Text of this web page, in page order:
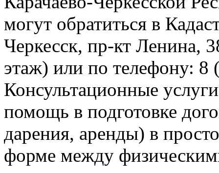
могут обратиться в
Черкесск, пр-кт Ленина,
этаж) или по телефону: 8
Консультационные
помощь в подготовке
дарения, аренды) в
форме между